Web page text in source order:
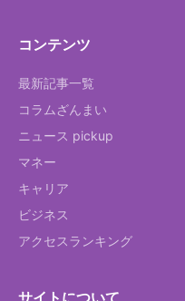
コンテンツ
最新記事一覧
コラムざんまい
ニュース pickup
マネー
キャリア
ビジネス
アクセスランキング
サイトについて